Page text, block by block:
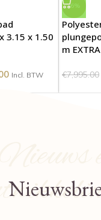
3.15 x 1.50
Incl. BTW
-6%
m
€7,995.00
Nieuws en